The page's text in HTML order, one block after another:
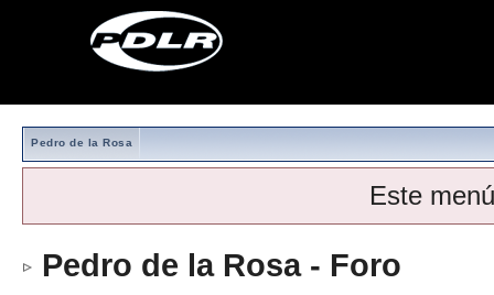
Pedro de la Rosa
Este
Pedro de la Rosa - Foro